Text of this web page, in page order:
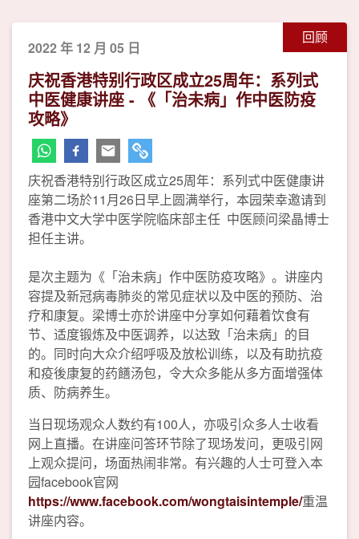
回顾
2022 年 12 月 05 日
庆祝香港特别行政区成立25周年：系列式
中医健康讲座 - 《「治未病」作中医防疫
攻略》
庆祝香港特别行政区成立25周年：系列式中医健康讲
座第二场於11月26日早上圆满举行，本园荣幸邀请到
香港中文大学中医学院临床部主任 中医顾问梁晶博士
担任主讲。
是次主题为《「治未病」作中医防疫攻略》。讲座内
容提及新冠病毒肺炎的常见症状以及中医的预防、治
疗和康复。梁博士亦於讲座中分享如何藉着饮食有
节、适度锻炼及中医调养，以达致「治未病」的目
的。同时向大众介绍呼吸及放松训练，以及有助抗疫
和疫後康复的药饍汤包，令大众多能从多方面增强体
质、防病养生。
当日现场观众人数约有100人，亦吸引众多人士收看
网上直播。在讲座问答环节除了现场发问，更吸引网
上观众提问，场面热闹非常。有兴趣的人士可登入本
园facebook官网
https://www.facebook.com/wongtaisintemple/重温
讲座内容。